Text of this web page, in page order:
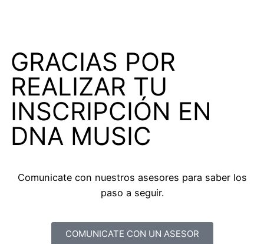
GRACIAS POR
REALIZAR TU
INSCRIPCIÓN EN
DNA MUSIC
Comunicate con nuestros asesores para saber los
paso a seguir.
COMUNICATE CON UN ASESOR